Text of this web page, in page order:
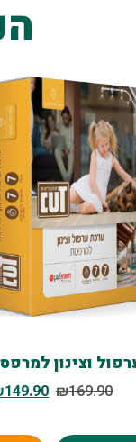
וצינון למרפסת 5
₪169.90
149.90